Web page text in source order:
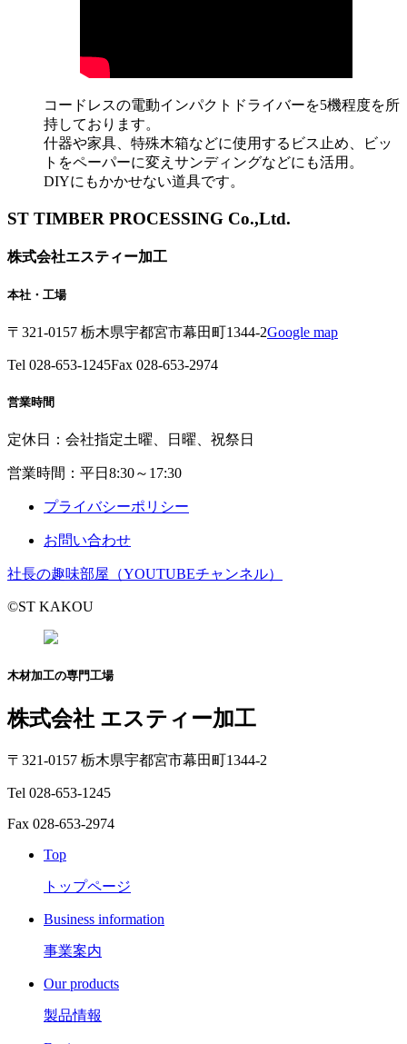
コードレスの電動インパクトドライバーを5機程度を所
持しております。
什器や家具、特殊木箱などに使用するビス止め、ビッ
トをペーパーに変えサンディングなどにも活用。
DIYにもかかせない道具です。
ST TIMBER PROCESSING Co.,Ltd.
株式会社エスティー加工
本社・工場
〒321-0157 栃木県宇都宮市幕田町1344-2Google map
Tel 028-653-1245Fax 028-653-2974
営業時間
定休日：会社指定土曜、日曜、祝祭日
営業時間：平日8:30～17:30
プライバシーポリシー
お問い合わせ
社長の趣味部屋（YOUTUBEチャンネル）
©ST KAKOU
木材加工の専門工場
株式会社 エスティー加工
〒321-0157 栃木県宇都宮市幕田町1344-2
Tel 028-653-1245
Fax 028-653-2974
Top
トップページ
Business information
事業案内
Our products
製品情報